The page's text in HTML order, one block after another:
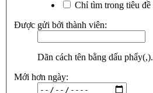
Chỉ tìm trong tiêu đề
Được gửi bởi thành viên:
Dãn cách tên bằng dấu phẩy(,).
Mới hơn ngày: